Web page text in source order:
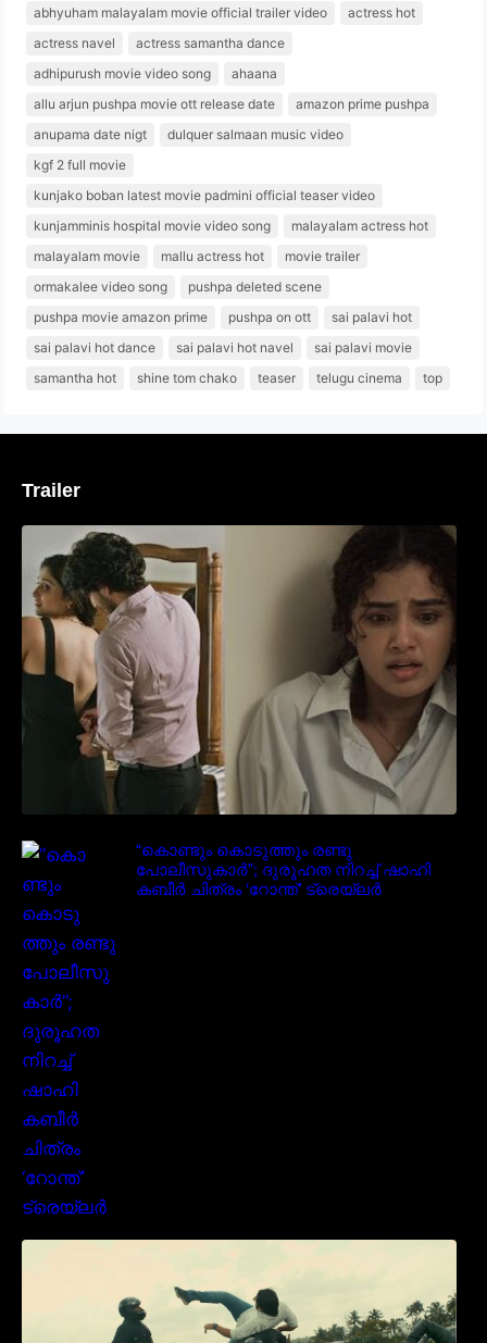
abhyuham malayalam movie official trailer video
actress hot
actress navel
actress samantha dance
adhipurush movie video song
ahaana
allu arjun pushpa movie ott release date
amazon prime pushpa
anupama date nigt
dulquer salmaan music video
kgf 2 full movie
kunjako boban latest movie padmini official teaser video
kunjamminis hospital movie video song
malayalam actress hot
malayalam movie
mallu actress hot
movie trailer
ormakalee video song
pushpa deleted scene
pushpa movie amazon prime
pushpa on ott
sai palavi hot
sai palavi hot dance
sai palavi hot navel
sai palavi movie
samantha hot
shine tom chako teaser telugu cinema top
Trailer
‘മരീചിക’യുമായി അനുപമ പരമേശ്വരൻ;
മിസ്റ്ററി ത്രില്ലർ ട്രെയിലർ
വൈറലാകുന്നു..
“കൊണ്ടും കൊടുത്തും രണ്ടു
പോലീസുകാർ”; ദുരൂഹത നിറച്ച് ഷാഹി
കബീർ ചിത്രം ‘റോന്ത്’ ട്രെയ്‌ലർ